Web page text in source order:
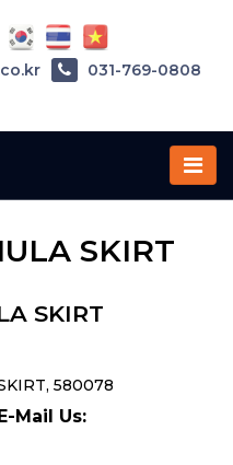
SKIRT
SKIRT
580078
Mail Us:
031-769-0808